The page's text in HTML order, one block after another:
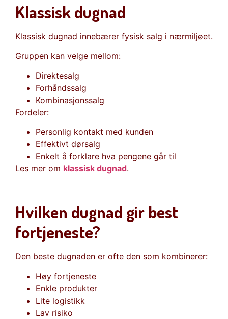
Klassisk dugnad
Klassisk dugnad innebærer fysisk salg i nærmiljøet.
Gruppen kan velge mellom:
Direktesalg
Forhåndssalg
Kombinasjonssalg
Fordeler:
Personlig kontakt med kunden
Effektivt dørsalg
Enkelt å forklare hva pengene går til
Les mer om klassisk dugnad.
Hvilken dugnad gir best
fortjeneste?
Den beste dugnaden er ofte den som kombinerer:
Høy fortjeneste
Enkle produkter
Lite logistikk
Lav risiko